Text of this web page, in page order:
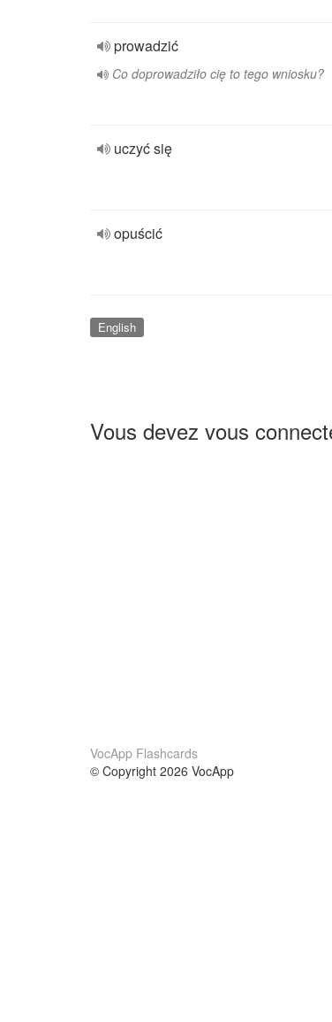
prowadzić
Co doprowadziło cię to tego wniosku?
uczyć się
opuścić
English
Vous devez vous
VocApp Flashcards
© Copyright 2026 VocApp